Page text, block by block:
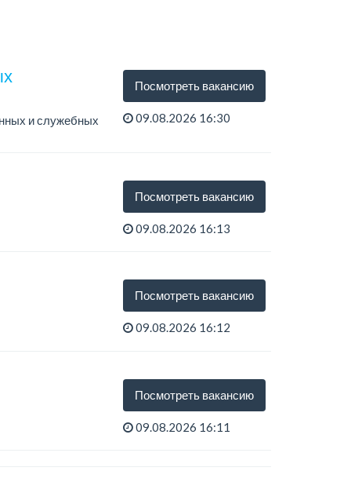
и служебных
Посмотреть вакансию
09.08.2026 16:30
Посмотреть вакансию
09.08.2026 16:13
Посмотреть вакансию
09.08.2026 16:12
Посмотреть вакансию
09.08.2026 16:11